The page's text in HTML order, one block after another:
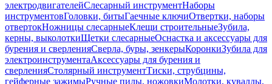
электродвигателейСлесарный инструментНаборы
инструментовГоловки, битыГаечные ключиОтвертки, наборы
отвертокНожницы слесарныеКлещи строительныеЗубила,
керны, выколоткиЩетки слесарныеОснастка и аксессуары для
бурения и сверленияСверла, буры, зенкерыКоронкиЗубила для
электроинструментаАксессуары для бурения и
сверленияСтолярный инструментТиски, струбцины,
гейферные зажимыРучные пилы, ножовкиМолотки, кувалды,